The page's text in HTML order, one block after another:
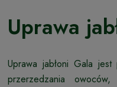
Uprawa
Uprawa jabłoni Gala
przerzedzania